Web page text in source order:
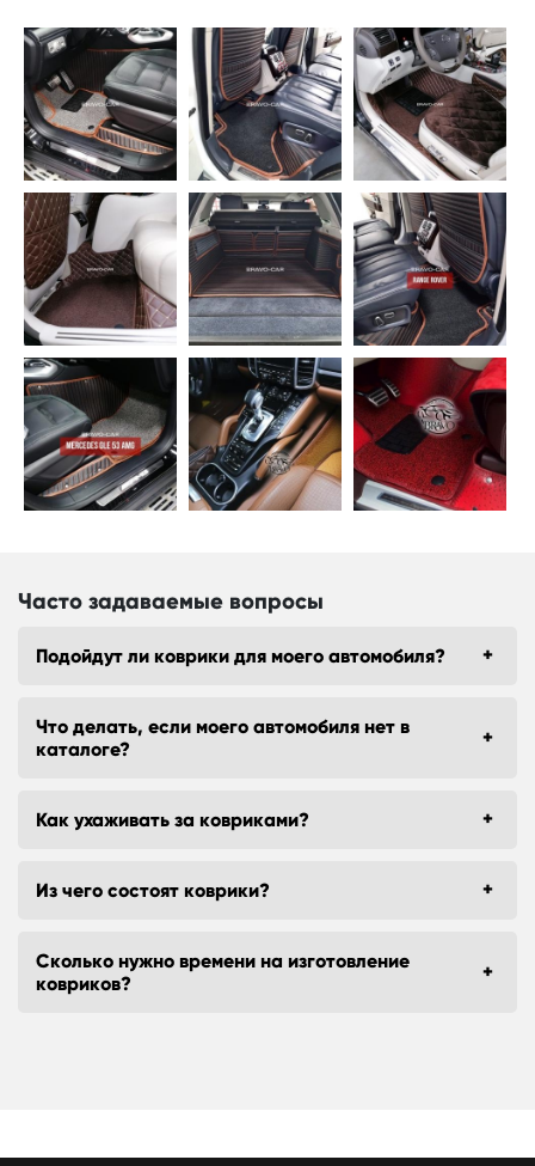
Часто задаваемые вопросы
Подойдут ли коврики для моего автомобиля?
Что делать, если моего автомобиля нет в
каталоге?
Как ухаживать за ковриками?
Из чего состоят коврики?
Сколько нужно времени на изготовление
ковриков?